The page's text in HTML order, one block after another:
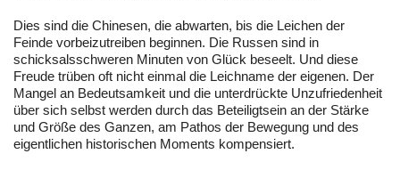
Dies sind die Chinesen, die abwarten, bis die Leichen der
Feinde vorbeizutreiben beginnen. Die Russen sind in
schicksalsschweren Minuten von Glück beseelt. Und diese
Freude trüben oft nicht einmal die Leichname der eigenen. Der
Mangel an Bedeutsamkeit und die unterdrückte Unzufriedenheit
über sich selbst werden durch das Beteiligtsein an der Stärke
und Größe des Ganzen, am Pathos der Bewegung und des
eigentlichen historischen Moments kompensiert.